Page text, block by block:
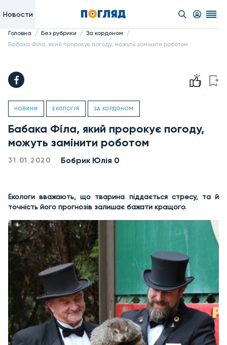
Новости
Головна / Без рубрики / За кордоном /
Бабака Філа, який пророкує погоду, можуть замінити роботом
НОВИНИ ЕКОЛОГІЯ ЗА КОРДОНОМ
Бабака Філа, який пророкує погоду,
можуть замінити роботом
31.01.2020 Бобрик Юлія 0
Екологи вважають, що тварина піддається стресу, та й
точність його прогнозів залишає бажати кращого.